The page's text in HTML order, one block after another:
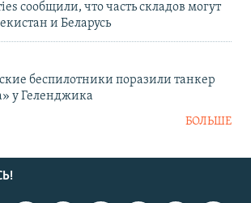
сообщили, что часть складов могут
и Беларусь
беспилотники поразили танкер
у Геленджика
БОЛЬШЕ